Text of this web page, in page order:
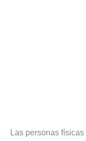
Las personas